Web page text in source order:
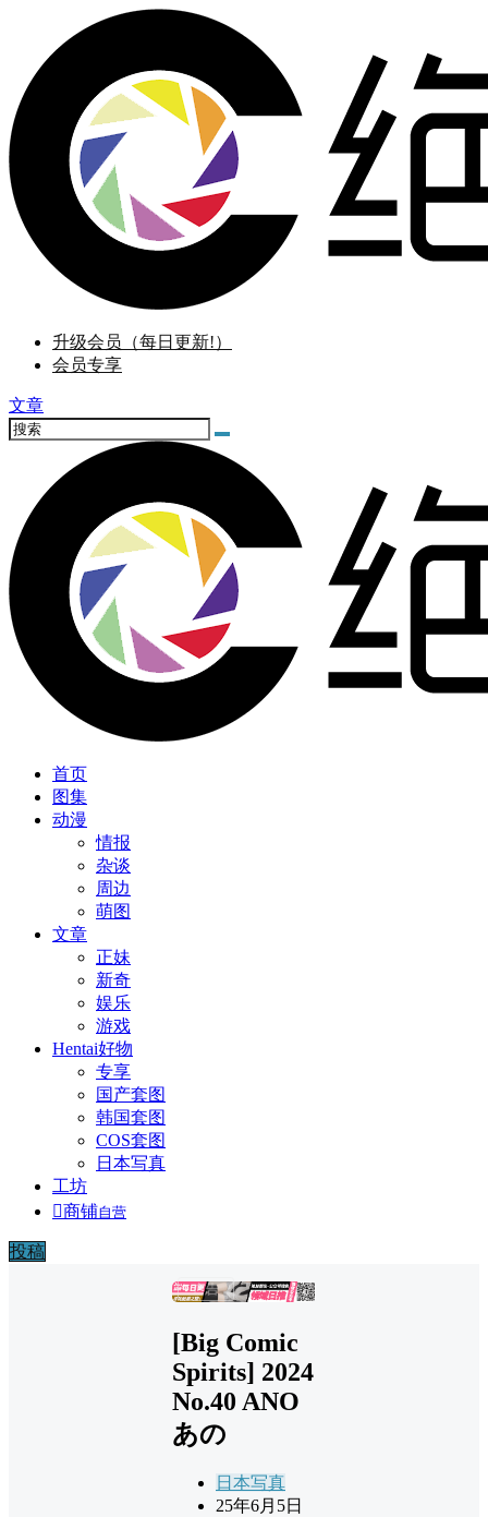
升级会员（每日更新!）
会员专享
文章
首页
图集
动漫
情报
杂谈
周边
萌图
文章
正妹
新奇
娱乐
游戏
Hentai好物
专享
国产套图
韩国套图
COS套图
日本写真
工坊
商铺自营
投稿
广告
[Big Comic
Spirits] 2024
No.40 ANO
あの
日本写真
25年6月5日